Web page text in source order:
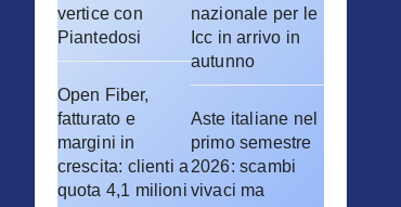
vertice con
Piantedosi
Open Fiber,
fatturato e
margini in
crescita: clienti a
quota 4,1 milioni
nazionale per le
Icc in arrivo in
autunno
Aste italiane nel
primo semestre
2026: scambi
vivaci ma